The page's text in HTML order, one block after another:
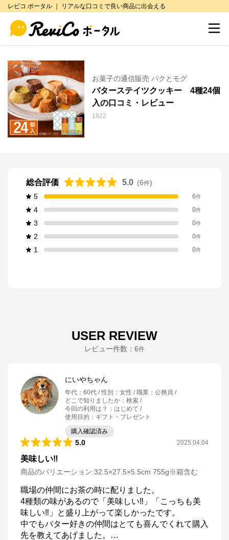
レビコ ポータル ｜ リアルな口コミで良い商品に出会える
お菓子の通信販売 パクとモグ
バターステイツクッキー 4種24個
入の口コミ・レビュー
1822
総合評価 5.0 (6件)
5
6件
4 0件
3 0件
2 0件
1 0件
USER REVIEW
レビュー件数： 6件
にいやちゃん
年代 ： 60代 性別 ： 女性 職業 ： 公務員
どこで知りましたか ： 検索
今回の利用は？ ： はじめて
使用目的 ： ギフト・プレゼント
購入確認済み
5.0 2025.04.04
美味しい‼️
商品のバリエーション:32.5×27.5×5.5cm 755g※箱含む
職場の仲間にお茶の時に配りました。
4種類の味があるので「美味しい‼️」「こっちも美
味しい‼️」と盛り上がって楽しかったです。
中でもバター好きの仲間はとても喜んでくれて購入
先を教えてあげました。
…